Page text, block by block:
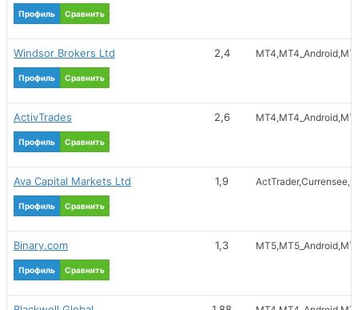
Профиль Сравнить
Windsor Brokers Ltd
Профиль Сравнить
2,4 MT4 MT4_Android
ActivTrades
Профиль Сравнить
2,6 MT4 MT4_Android
Ava Capital Markets Ltd
Профиль Сравнить
1,9 ActTrader Currensee
Binary.com
Профиль Сравнить
1,3 MT5 MT5_Android